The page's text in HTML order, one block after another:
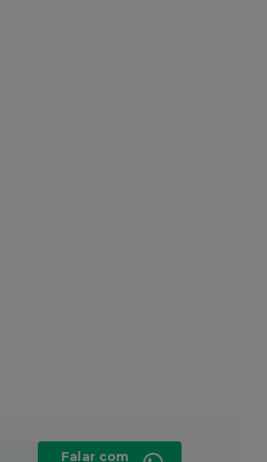
Falar com